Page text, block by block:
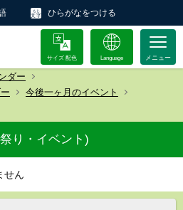
ひらがなをつける
サイズ 配色 Language
ダー
今後一ヶ月のイベント
り・イベント)
せん